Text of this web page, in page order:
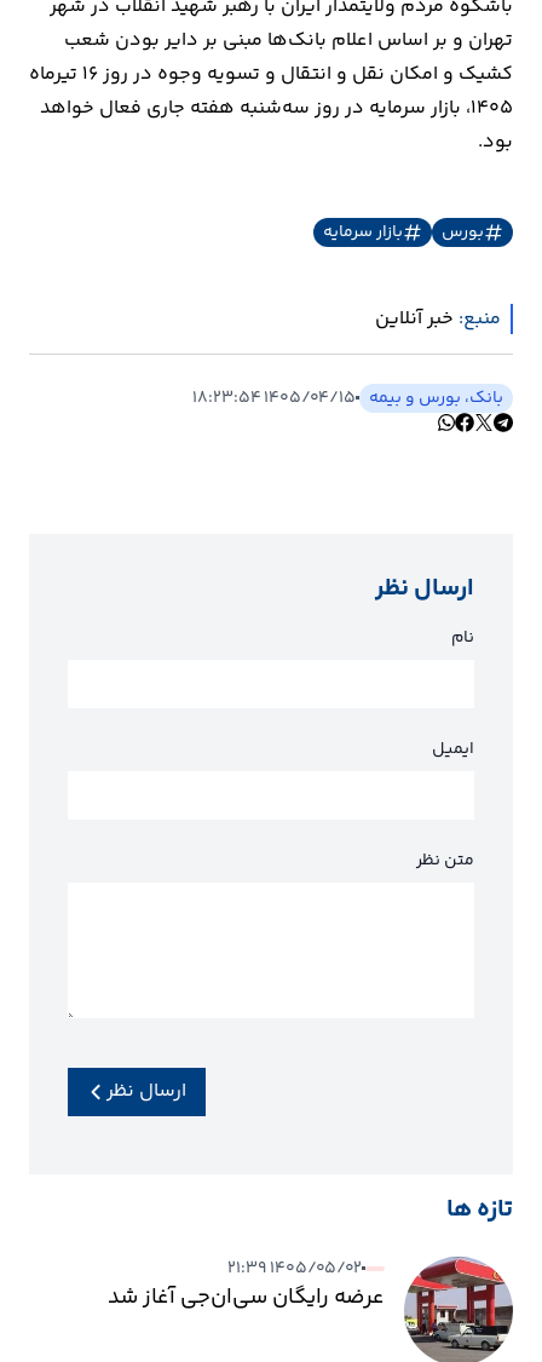
راه
و
مسکن
خودرو
عمومی
باشکوه مردم ولایتمدار ایران با رهبر شهید انقلاب در شهر
تهران و بر اساس اعلام بانک‌ها مبنی بر دایر بودن شعب
کشیک و امکان نقل و انتقال و تسویه وجوه در روز ۱۶ تیرماه
۱۴۰۵، بازار سرمایه در روز سه‌شنبه هفته جاری فعال خواهد
بود.
بورس بازار سرمایه
منبع: خبر آنلاین
بانک، بورس و بیمه ۱۴۰۵/۰۴/۱۵ ۱۸:۲۳:۵۴
ارسال نظر
نام
ایمیل
متن نظر
ارسال نظر
تازه ها
۱۴۰۵/۰۵/۰۲ ۲۱:۳۹
عرضه رایگان سی‌ان‌جی آغاز شد